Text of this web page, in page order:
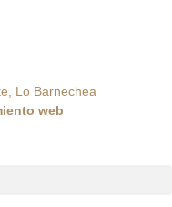
Lo Barnechea
web